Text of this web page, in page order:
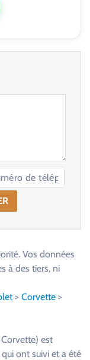
Vos données
à des tiers, ni
> Corvette >
est
ont suivi et a été